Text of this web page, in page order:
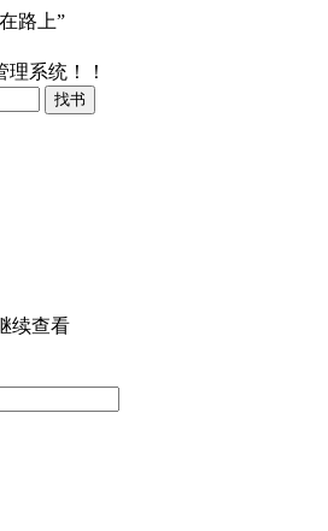
路上”
系统！！
续查看